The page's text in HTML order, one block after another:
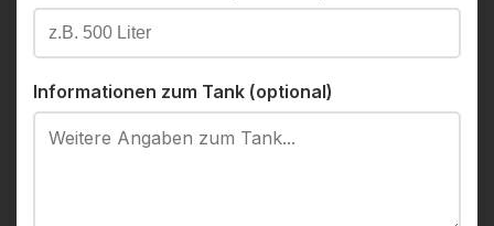
Informationen zum Tank (optional)